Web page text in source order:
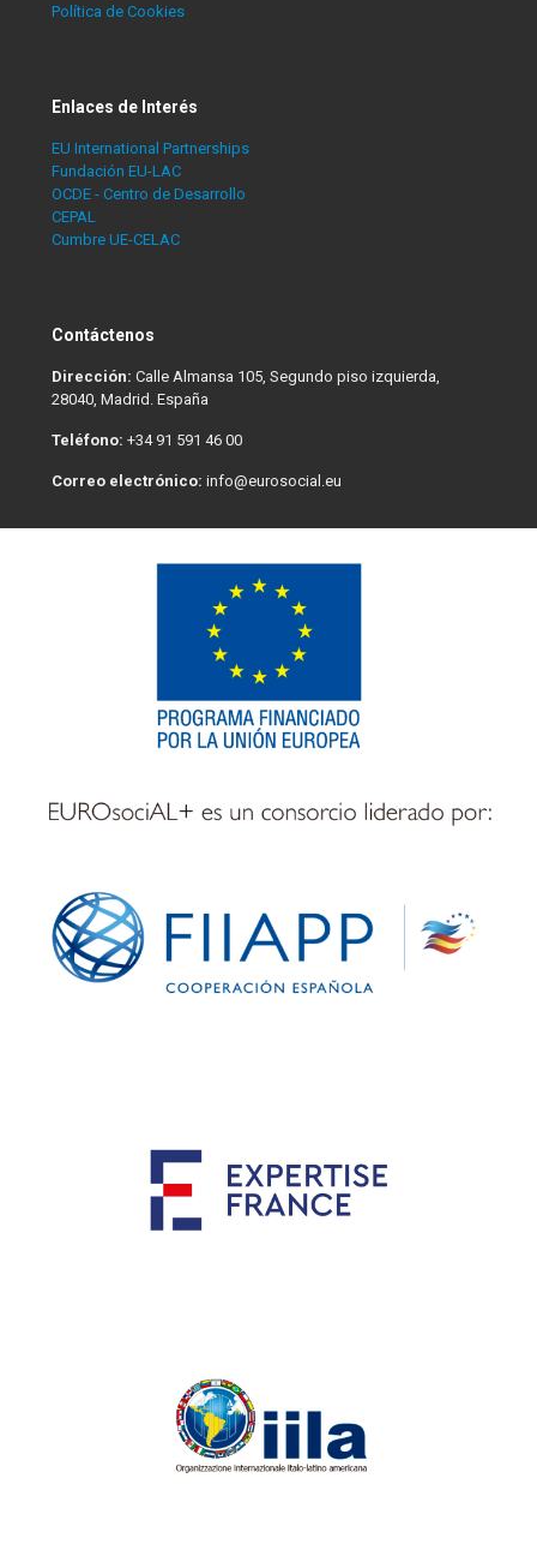
Política de Cookies
Enlaces de Interés
EU International Partnerships
Fundación EU-LAC
OCDE - Centro de Desarrollo
CEPAL
Cumbre UE-CELAC
Contáctenos
Dirección: Calle Almansa 105, Segundo piso izquierda,
28040, Madrid. España
Teléfono: +34 91 591 46 00
Correo electrónico: info@eurosocial.eu